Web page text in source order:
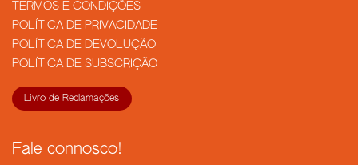
TERMOS E CONDIÇÕES
POLÍTICA DE PRIVACIDADE
POLÍTICA DE DEVOLUÇÃO
POLÍTICA DE SUBSCRIÇÃO
Livro de Reclamações
Fale connosco!